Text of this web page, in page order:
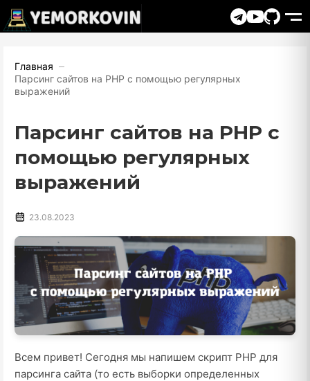
Главная
Парсинг сайтов на PHP с помощью регулярных
выражений
Парсинг сайтов на PHP с
помощью регулярных
выражений
23.08.2023
Всем привет! Сегодня мы напишем скрипт PHP для
парсинга сайта (то есть выборки определенных